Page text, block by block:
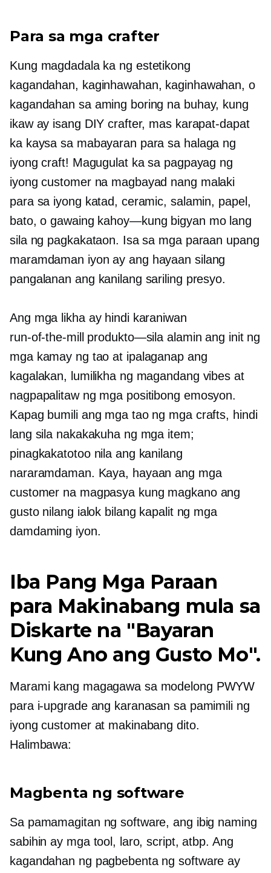
Para sa mga crafter
Kung magdadala ka ng estetikong
kagandahan, kaginhawahan, kaginhawahan, o
kagandahan sa aming boring na buhay, kung
ikaw ay isang DIY crafter, mas karapat-dapat
ka kaysa sa mabayaran para sa halaga ng
iyong craft! Magugulat ka sa pagpayag ng
iyong customer na magbayad nang malaki
para sa iyong katad, ceramic, salamin, papel,
bato, ogawaing kahoy—kung bigyan mo lang
sila ng pagkakataon. Isa sa mga paraan upang
maramdaman iyon ay ang hayaan silang
pangalanan ang kanilang sariling presyo.
Ang mga likha ay hindi karaniwan
run-of-the-mill
produkto—silaalamin ang init ng
mga kamay ng tao at ipalaganap ang
kagalakan, lumilikha ng magandang vibes at
nagpapalitaw ng mga positibong emosyon.
Kapag bumili ang mga tao ng mga crafts, hindi
lang sila nakakakuha ng mga item;
pinagkakatotoo nila ang kanilang
nararamdaman. Kaya, hayaan ang mga
customer na magpasya kung magkano ang
gusto nilang ialok bilang kapalit ng mga
damdaming iyon.
Iba Pang Mga Paraan
para Makinabang mula sa
Diskarte na "Bayaran
Kung Ano ang Gusto Mo".
Marami kang magagawa sa modelong PWYW
para i-upgrade ang karanasan sa pamimili ng
iyong customer at makinabang dito.
Halimbawa:
Magbenta ng software
Sa pamamagitan ng software, ang ibig naming
sabihin ay mga tool, laro, script, atbp. Ang
kagandahan ng pagbebenta ng software ay